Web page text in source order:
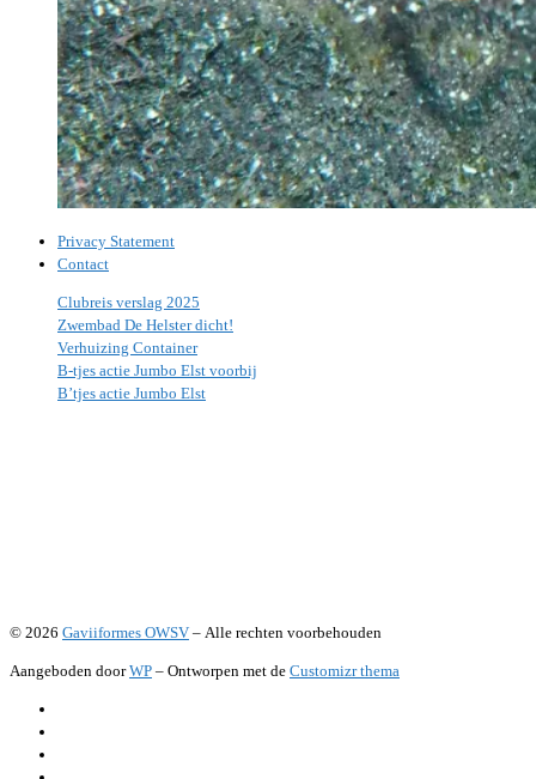
Privacy Statement
Contact
Clubreis verslag 2025
Zwembad De Helster dicht!
Verhuizing Container
B-tjes actie Jumbo Elst voorbij
B’tjes actie Jumbo Elst
© 2026 Gaviiformes OWSV – Alle rechten voorbehouden
Aangeboden doorWP – Ontworpen met de Customizr thema